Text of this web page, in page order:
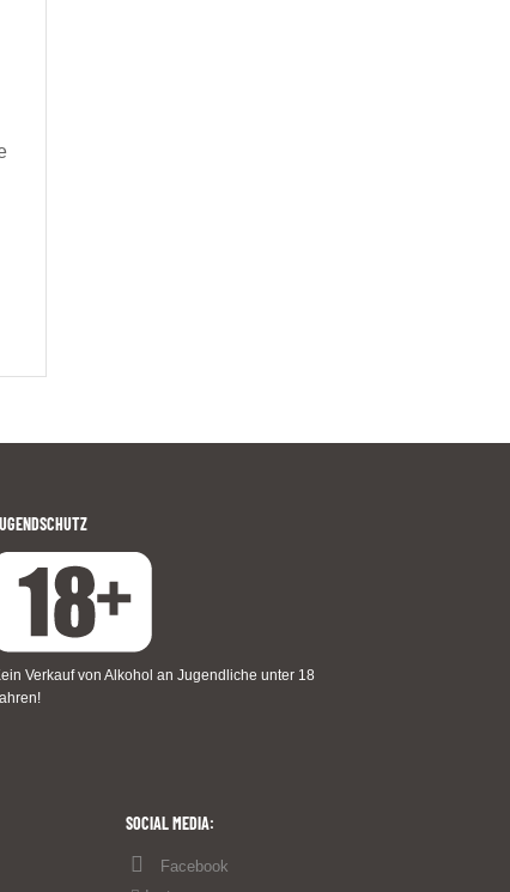
Verkauf von Alkohol an Jugendliche unter 18
SOCIAL MEDIA:
Facebook